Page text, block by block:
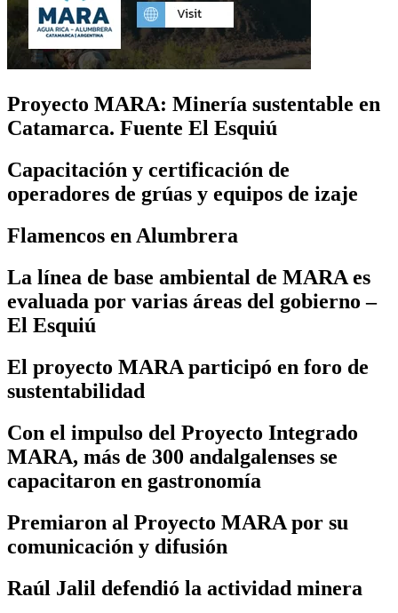
Proyecto MARA: Minería sustentable en
Catamarca. Fuente El Esquiú
Capacitación y certificación de
operadores de grúas y equipos de izaje
Flamencos en Alumbrera
La línea de base ambiental de MARA es
evaluada por varias áreas del gobierno –
El Esquiú
El proyecto MARA participó en foro de
sustentabilidad
Con el impulso del Proyecto Integrado
MARA, más de 300 andalgalenses se
capacitaron en gastronomía
Premiaron al Proyecto MARA por su
comunicación y difusión
Raúl Jalil defendió la actividad minera